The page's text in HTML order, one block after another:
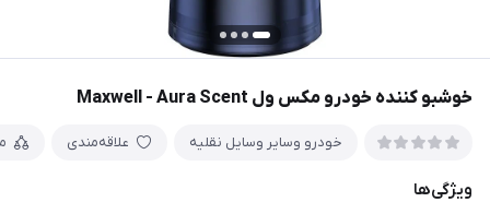
خوشبو کننده خودرو مکس ول Maxwell - Aura Scent
خودرو وسایر وسایل نقلیه علاقه‌مندی
ویژگی‌ها